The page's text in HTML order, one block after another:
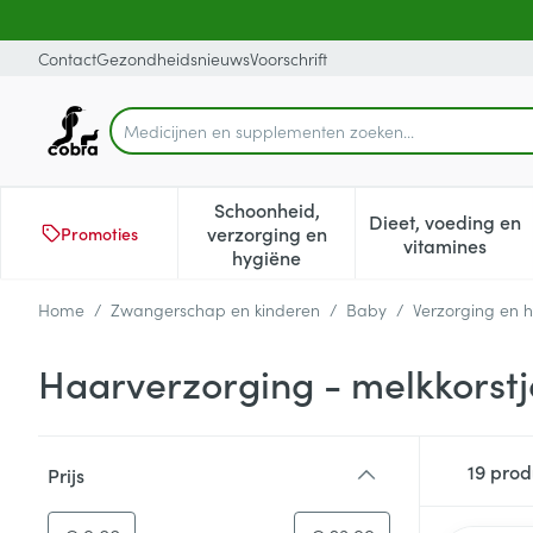
ContactGezondheidsnieuwsVoorschrift
Product, merk, categorie...
Medicijn
Promoties
Schoonheid,
verzorging en
hygiëne
Toon submenu voor
Dieet, voeding en
vitamines
Toon
Home / Zwangerschap en kinderen / Baby / Verzorging en
Haarverzorging -
Prijs
19